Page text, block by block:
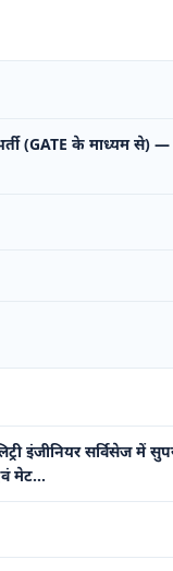
भर्ती (GATE के माध्यम से)
इंजीनियर सर्विसेज में
मेट…